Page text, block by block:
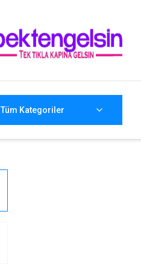
Tüm Kategoriler